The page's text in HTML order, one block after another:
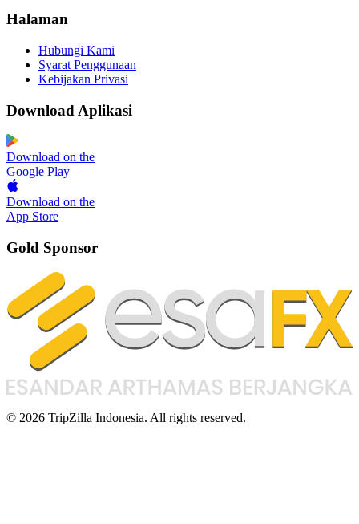
Halaman
Hubungi Kami
Syarat Penggunaan
Kebijakan Privasi
Download Aplikasi
Download on the
Google Play
Download on the
App Store
Gold Sponsor
© 2026 TripZilla Indonesia. All rights reserved.